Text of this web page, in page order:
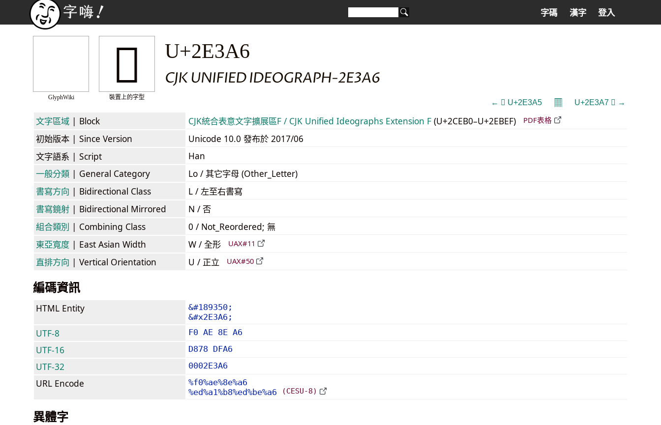
字碼 漢字 登入
GlyphWiki
𮎦
裝置上的字型
U+2E3A6
CJK UNIFIED IDEOGRAPH-2E3A6
← 𮎥 U+2E3A5 𝄜 U+2E3A7 𮎧 →
文字區域 | Block CJK統合表意文字擴展區F / CJK Unified Ideographs Extension F (U+2CEB0–U+2EBEF) PDF表格
初始版本 | Since Version
Unicode 10.0 發布於 2017/06
文字語系 | Script
Han
一般分類 | General Category
Lo / 其它字母 (Other_Letter)
書寫方向 | Bidirectional Class
L / 左至右書寫
書寫鏡射 | Bidirectional Mirrored
N / 否
組合類別 | Combining Class
0 / Not_Reordered; 無
東亞寬度 | East Asian Width W / 全形 UAX#11
直排方向 | Vertical Orientation U / 正立 UAX#50
編碼資訊
HTML Entity
&#189350;
&#x2E3A6;
UTF-8 F0 AE 8E A6
UTF-16 D878 DFA6
UTF-32 0002E3A6
URL Encode
%f0%ae%8e%a6
%ed%a1%b8%ed%be%a6
(CESU-8)
異體字